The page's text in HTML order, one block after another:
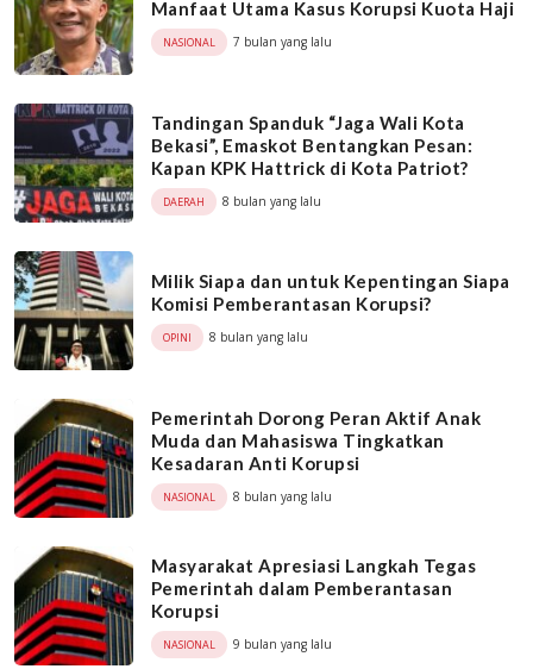
Manfaat Utama Kasus Korupsi Kuota Haji
NASIONAL 7 bulan yang lalu
Tandingan Spanduk “Jaga Wali Kota
Bekasi”, Emaskot Bentangkan Pesan:
Kapan KPK Hattrick di Kota Patriot?
DAERAH 8 bulan yang lalu
Milik Siapa dan untuk Kepentingan Siapa
Komisi Pemberantasan Korupsi?
OPINI 8 bulan yang lalu
Pemerintah Dorong Peran Aktif Anak
Muda dan Mahasiswa Tingkatkan
Kesadaran Anti Korupsi
NASIONAL 8 bulan yang lalu
Masyarakat Apresiasi Langkah Tegas
Pemerintah dalam Pemberantasan
Korupsi
NASIONAL 9 bulan yang lalu